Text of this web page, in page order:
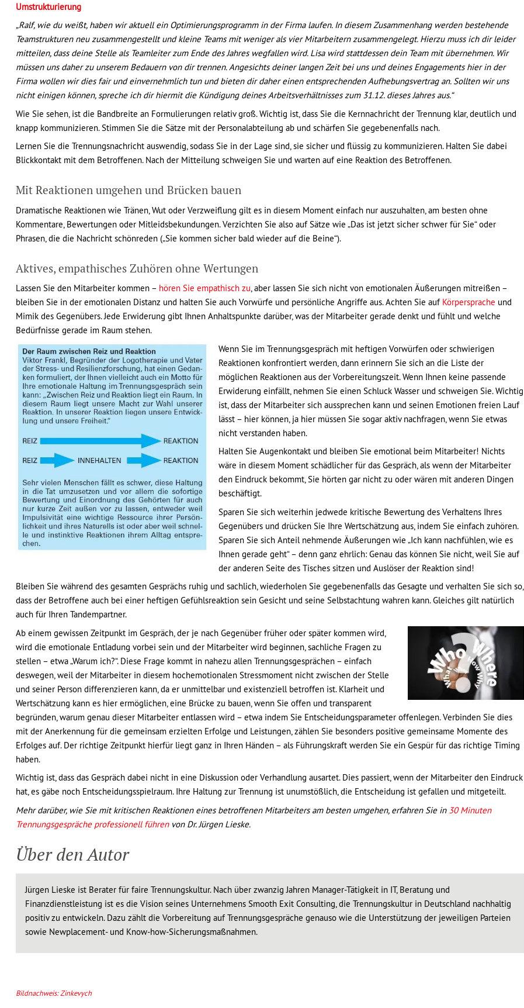
Umstrukturierung
„Ralf, wie du weißt, haben wir aktuell ein Optimierungsprogramm in der Firma laufen. In diesem Zusammenhang werden bestehende
Teamstrukturen neu zusammengestellt und kleine Teams mit weniger als vier Mitarbeitern zusammengelegt. Hierzu muss ich dir leider
mitteilen, dass deine Stelle als Teamleiter zum Ende des Jahres wegfallen wird. Lisa wird stattdessen dein Team mit übernehmen. Wir
müssen uns daher zu unserem Bedauern von dir trennen. Angesichts deiner langen Zeit bei uns und deines Engagements hier in der
Firma wollen wir dies fair und einvernehmlich tun und bieten dir daher einen entsprechenden Aufhebungsvertrag an. Sollten wir uns
nicht einigen können, spreche ich dir hiermit die Kündigung deines Arbeitsverhältnisses zum 31.12. dieses Jahres aus.“
Wie Sie sehen, ist die Bandbreite an Formulierungen relativ groß. Wichtig ist, dass Sie die Kernnachricht der Trennung klar, deutlich und
knapp kommunizieren. Stimmen Sie die Sätze mit der Personalabteilung ab und schärfen Sie gegebenenfalls nach.
Lernen Sie die Trennungsnachricht auswendig, sodass Sie in der Lage sind, sie sicher und flüssig zu kommunizieren. Halten Sie dabei
Blickkontakt mit dem Betroffenen. Nach der Mitteilung schweigen Sie und warten auf eine Reaktion des Betroffenen.
Mit Reaktionen umgehen und Brücken bauen
Dramatische Reaktionen wie Tränen, Wut oder Verzweiflung gilt es in diesem Moment einfach nur auszuhalten, am besten ohne
Kommentare, Bewertungen oder Mitleidsbekundungen. Verzichten Sie also auf Sätze wie „Das ist jetzt sicher schwer für Sie“ oder
Phrasen, die die Nachricht schönreden („Sie kommen sicher bald wieder auf die Beine“).
Aktives, empathisches Zuhören ohne Wertungen
Lassen Sie den Mitarbeiter kommen – hören Sie empathisch zu, aber lassen Sie sich nicht von emotionalen Äußerungen mitreißen –
bleiben Sie in der emotionalen Distanz und halten Sie auch Vorwürfe und persönliche Angriffe aus. Achten Sie auf Körpersprache und
Mimik des Gegenübers. Jede Erwiderung gibt Ihnen Anhaltspunkte darüber, was der Mitarbeiter gerade denkt und fühlt und welche
Bedürfnisse gerade im Raum stehen.
Wenn Sie im Trennungsgespräch mit heftigen Vorwürfen oder schwierigen
Reaktionen konfrontiert werden, dann erinnern Sie sich an die Liste der
möglichen Reaktionen aus der Vorbereitungszeit. Wenn Ihnen keine passende
Erwiderung einfällt, nehmen Sie einen Schluck Wasser und schweigen Sie. Wichtig
ist, dass der Mitarbeiter sich aussprechen kann und seinen Emotionen freien Lauf
lässt – hier können, ja hier müssen Sie sogar aktiv nachfragen, wenn Sie etwas
nicht verstanden haben.
Halten Sie Augenkontakt und bleiben Sie emotional beim Mitarbeiter! Nichts
wäre in diesem Moment schädlicher für das Gespräch, als wenn der Mitarbeiter
den Eindruck bekommt, Sie hörten gar nicht zu oder wären mit anderen Dingen
beschäftigt.
Sparen Sie sich weiterhin jedwede kritische Bewertung des Verhaltens Ihres
Gegenübers und drücken Sie Ihre Wertschätzung aus, indem Sie einfach zuhören.
Sparen Sie sich Anteil nehmende Äußerungen wie „Ich kann nachfühlen, wie es
Ihnen gerade geht“ – denn ganz ehrlich: Genau das können Sie nicht, weil Sie auf
der anderen Seite des Tisches sitzen und Auslöser der Reaktion sind!
Bleiben Sie während des gesamten Gesprächs ruhig und sachlich, wiederholen Sie gegebenenfalls das Gesagte und verhalten Sie sich so,
dass der Betroffene auch bei einer heftigen Gefühlsreaktion sein Gesicht und seine Selbstachtung wahren kann. Gleiches gilt natürlich
auch für Ihren Tandempartner.
Ab einem gewissen Zeitpunkt im Gespräch, der je nach Gegenüber früher oder später kommen wird,
wird die emotionale Entladung vorbei sein und der Mitarbeiter wird beginnen, sachliche Fragen zu
stellen – etwa „Warum ich?“. Diese Frage kommt in nahezu allen Trennungsgesprächen – einfach
deswegen, weil der Mitarbeiter in diesem hochemotionalen Stressmoment nicht zwischen der Stelle
und seiner Person differenzieren kann, da er unmittelbar und existenziell betroffen ist. Klarheit und
Wertschätzung kann es hier ermöglichen, eine Brücke zu bauen, wenn Sie offen und transparent
begründen, warum genau dieser Mitarbeiter entlassen wird – etwa indem Sie Entscheidungsparameter offenlegen. Verbinden Sie dies
mit der Anerkennung für die gemeinsam erzielten Erfolge und Leistungen, zählen Sie besonders positive gemeinsame Momente des
Erfolges auf. Der richtige Zeitpunkt hierfür liegt ganz in Ihren Händen – als Führungskraft werden Sie ein Gespür für das richtige Timing
haben.
Wichtig ist, dass das Gespräch dabei nicht in eine Diskussion oder Verhandlung ausartet. Dies passiert, wenn der Mitarbeiter den Eindruck
hat, es gäbe noch Entscheidungsspielraum. Ihre Haltung zur Trennung ist unumstößlich, die Entscheidung ist gefallen und mitgeteilt.
Mehr darüber, wie Sie mit kritischen Reaktionen eines betroffenen Mitarbeiters am besten umgehen, erfahren Sie in 30 Minuten
Trennungsgespräche professionell führenvon Dr. Jürgen Lieske.
Über den Autor
Jürgen Lieske ist Berater für faire Trennungskultur. Nach über zwanzig Jahren Manager-Tätigkeit in IT, Beratung und
Finanzdienstleistung ist es die Vision seines Unternehmens Smooth Exit Consulting, die Trennungskultur in Deutschland nachhaltig
positiv zu entwickeln. Dazu zählt die Vorbereitung auf Trennungsgespräche genauso wie die Unterstützung der jeweiligen Parteien
sowie Newplacement- und Know-how-Sicherungsmaßnahmen.
Bildnachweis: Zinkevych